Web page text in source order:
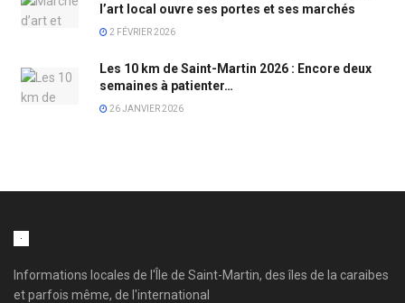
l’art local ouvre ses portes et ses marchés
2 FÉVRIER 2026
Les 10 km de Saint-Martin 2026 : Encore deux
semaines à patienter…
26 JANVIER 2026
Informations locales de l'Île de Saint-Martin, des îles de la caraibes
et parfois même, de l'international